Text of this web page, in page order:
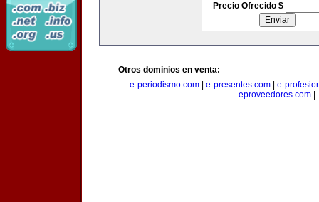
Precio Ofrecido $
Otros dominios en venta:
e-periodismo.com
e-presentes.com
e-
eproveedores.com